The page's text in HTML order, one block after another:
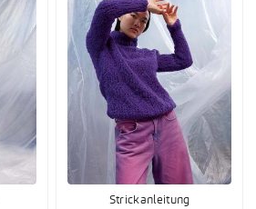
Strickanleitung